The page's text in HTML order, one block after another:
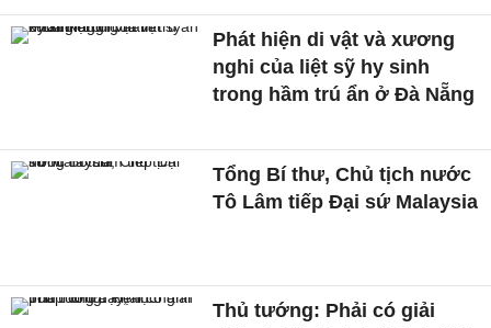
Phát hiện di vật và xương
nghi của liệt sỹ hy sinh
trong hầm trú ẩn ở Đà Nẵng
Tổng Bí thư, Chủ tịch nước
Tô Lâm tiếp Đại sứ Malaysia
Thủ tướng: Phải có giải